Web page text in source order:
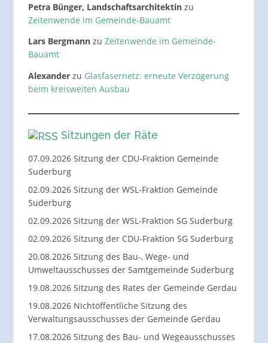
Petra Bünger, Landschaftsarchitektinzu
Zeitenwende im Gemeinde-Bauamt
Lars Bergmannzu Zeitenwende im Gemeinde-
Bauamt
Alexanderzu Glasfasernetz: erneute Verzögerung
beim kreisweiten Ausbau
Sitzungen der Räte
07.09.2026 Sitzung der CDU-Fraktion Gemeinde
Suderburg
02.09.2026 Sitzung der WSL-Fraktion Gemeinde
Suderburg
02.09.2026 Sitzung der WSL-Fraktion SG Suderburg
02.09.2026 Sitzung der CDU-Fraktion SG Suderburg
20.08.2026 Sitzung des Bau-, Wege- und
Umweltausschusses der Samtgemeinde Suderburg
19.08.2026 Sitzung des Rates der Gemeinde Gerdau
19.08.2026 Nichtöffentliche Sitzung des
Verwaltungsausschusses der Gemeinde Gerdau
17.08.2026 Sitzung des Bau- und Wegeausschusses